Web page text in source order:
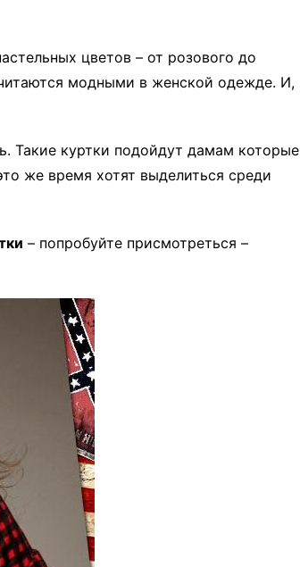
цветов – от розового до
модными в женской одежде. И,
Такие куртки подойдут дамам которые
же время хотят выделиться среди
– попробуйте присмотреться –